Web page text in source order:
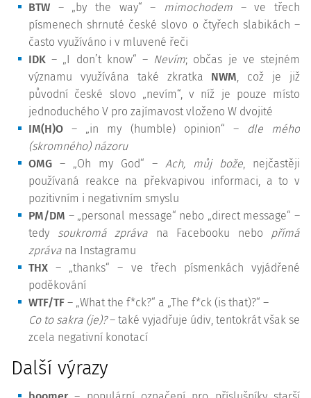
BTW – „by the way“ – mimochodem – ve třech
písmenech shrnuté české slovo o čtyřech slabikách –
často využíváno i v mluvené řeči
IDK– „I don’t know“ – Nevím; občas je ve stejném
významu využívána také zkratka NWM, což je již
původní české slovo „nevím“, v níž je pouze místo
jednoduchého V pro zajímavost vloženo W dvojité
IM(H)O– „in my (humble) opinion“ –
dle mého
(skromného) názoru
OMG – „Oh my God“ – Ach, můj bože, nejčastěji
používaná reakce na překvapivou informaci, a to v
pozitivním i negativním smyslu
PM/DM – „personal message“ nebo „direct message“ –
tedy soukromá zpráva na Facebooku nebo přímá
zpráva na Instagramu
THX– „thanks“ – ve třech písmenkách vyjádřené
poděkování
WTF/TF – „What the f*ck?“ a „The f*ck (is that)?“ –
Co to sakra (je)?– také vyjadřuje údiv, tentokrát však se
zcela negativní konotací
Další výrazy